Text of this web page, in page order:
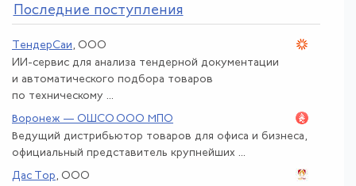
Последние поступления
ТендерСаи , ООО
ИИ-сервис для анализа тендерной документации
и автоматического подбора товаров
по техническому ...
Воронеж — ОШСО ООО МПО
Ведущий дистрибьютор товаров для офиса и бизнеса,
официальный представитель крупнейших ...
Дас Тор , ООО